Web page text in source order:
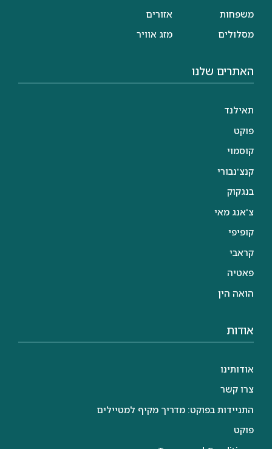
משפחות
מסלולים
אזורים
מזג אוויר
האתרים שלנו
תאילנד
פוקט
קוסמוי
קנצ'נבורי
בנגקוק
צ'אנג מאי
קופיפי
קראבי
פאטיה
הואה הין
אודות
אודותינו
צרו קשר
התניידות בפוקט: מדריך מקיף למטיילים
פוקט